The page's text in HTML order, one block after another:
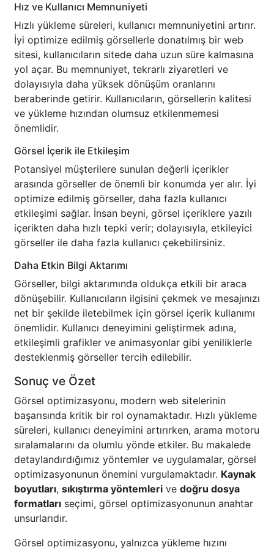
Hız ve Kullanıcı Memnuniyeti
Hızlı yükleme süreleri, kullanıcı memnuniyetini artırır.
İyi optimize edilmiş görsellerle donatılmış bir web
sitesi, kullanıcıların sitede daha uzun süre kalmasına
yol açar. Bu memnuniyet, tekrarlı ziyaretleri ve
dolayısıyla daha yüksek dönüşüm oranlarını
beraberinde getirir. Kullanıcıların, görsellerin kalitesi
ve yükleme hızından olumsuz etkilenmemesi
önemlidir.
Görsel İçerik ile Etkileşim
Potansiyel müşterilere sunulan değerli içerikler
arasında görseller de önemli bir konumda yer alır. İyi
optimize edilmiş görseller, daha fazla kullanıcı
etkileşimi sağlar. İnsan beyni, görsel içeriklere yazılı
içerikten daha hızlı tepki verir; dolayısıyla, etkileyici
görseller ile daha fazla kullanıcı çekebilirsiniz.
Daha Etkin Bilgi Aktarımı
Görseller, bilgi aktarımında oldukça etkili bir araca
dönüşebilir. Kullanıcıların ilgisini çekmek ve mesajınızı
net bir şekilde iletebilmek için görsel içerik kullanımı
önemlidir. Kullanıcı deneyimini geliştirmek adına,
etkileşimli grafikler ve animasyonlar gibi yeniliklerle
desteklenmiş görseller tercih edilebilir.
Sonuç ve Özet
Görsel optimizasyonu, modern web sitelerinin
başarısında kritik bir rol oynamaktadır. Hızlı yükleme
süreleri, kullanıcı deneyimini artırırken, arama motoru
sıralamalarını da olumlu yönde etkiler. Bu makalede
detaylandırdığımız yöntemler ve uygulamalar, görsel
optimizasyonunun önemini vurgulamaktadır. Kaynak
boyutları, sıkıştırma yöntemleri ve doğru dosya
formatları seçimi, görsel optimizasyonunun anahtar
unsurlarıdır.
Görsel optimizasyonu, yalnızca yükleme hızını